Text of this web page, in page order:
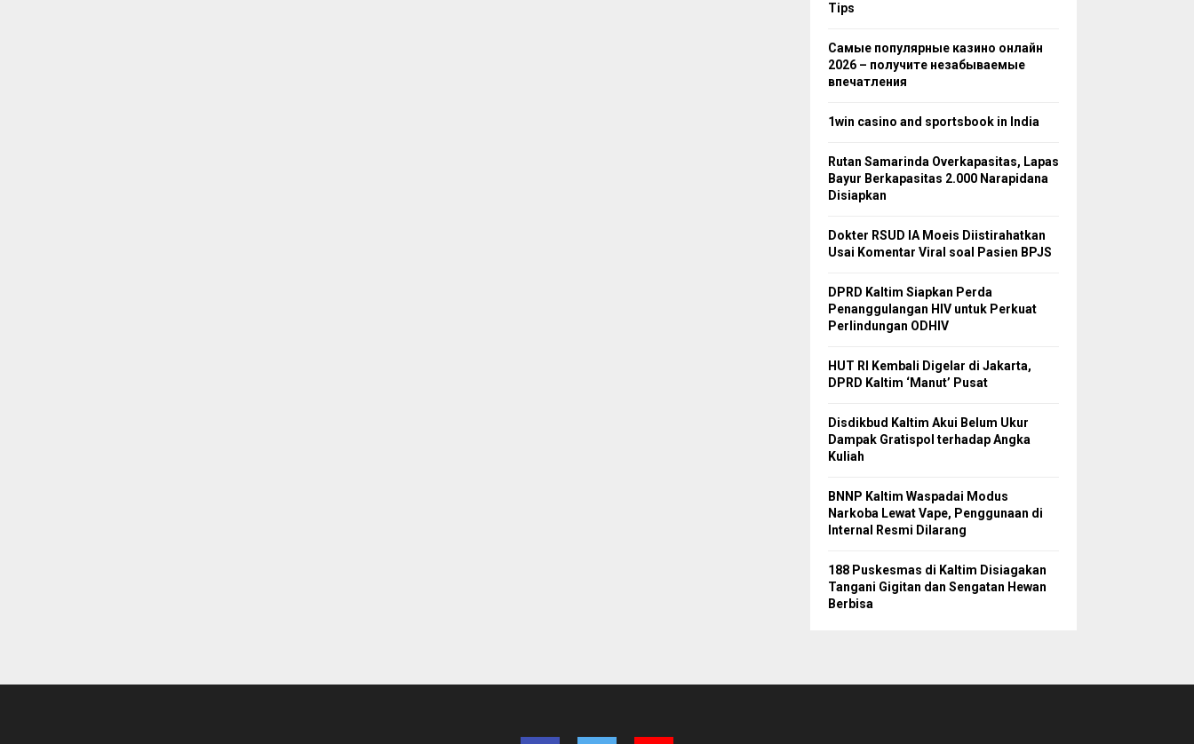
Tips
Самые популярные казино онлайн
2026 – получите незабываемые
впечатления
1win casino and sportsbook in India
Rutan Samarinda Overkapasitas, Lapas
Bayur Berkapasitas 2.000 Narapidana
Disiapkan
Dokter RSUD IA Moeis Diistirahatkan
Usai Komentar Viral soal Pasien BPJS
DPRD Kaltim Siapkan Perda
Penanggulangan HIV untuk Perkuat
Perlindungan ODHIV
HUT RI Kembali Digelar di Jakarta,
DPRD Kaltim ‘Manut’ Pusat
Disdikbud Kaltim Akui Belum Ukur
Dampak Gratispol terhadap Angka
Kuliah
BNNP Kaltim Waspadai Modus
Narkoba Lewat Vape, Penggunaan di
Internal Resmi Dilarang
188 Puskesmas di Kaltim Disiagakan
Tangani Gigitan dan Sengatan Hewan
Berbisa